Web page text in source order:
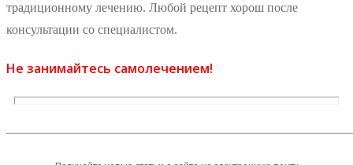
традиционному лечению. Любой рецепт хорош после
консультации со специалистом.
Не занимайтесь самолечением!